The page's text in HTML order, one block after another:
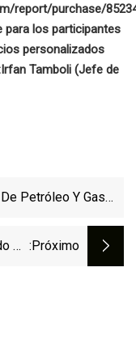
report/purchase/
para los participantes
personalizados
Irfan Tamboli (Jefe de
Petróleo Y Gas
2032
De :próximo